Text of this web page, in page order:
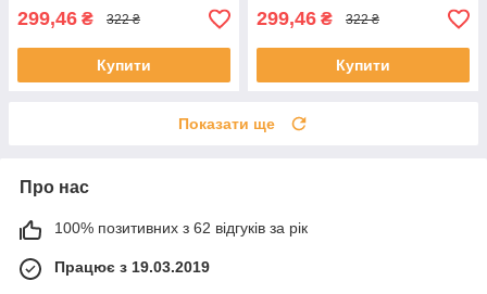
299,46 ₴ 322 ₴
Купити
299,46 ₴ 322 ₴
Купити
Показати ще
Про нас
100% позитивних з 62 відгуків за рік
Працює з 19.03.2019